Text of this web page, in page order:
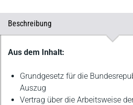
Beschreibung
Beschreibung
Aus dem Inhalt:
Grundgesetz für die
Auszug
Vertrag über die Arbeitsweise